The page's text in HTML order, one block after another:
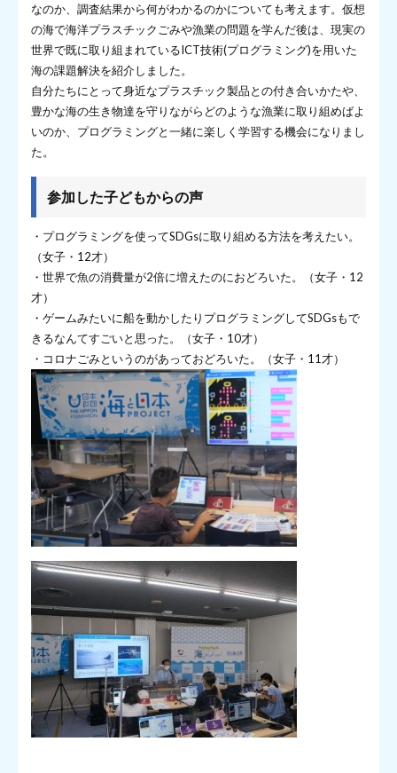
なのか、調査結果から何がわかるのかについても考えます。仮想
の海で海洋プラスチックごみや漁業の問題を学んだ後は、現実の
世界で既に取り組まれているICT技術(プログラミング)を用いた
海の課題解決を紹介しました。
自分たちにとって身近なプラスチック製品との付き合いかたや、
豊かな海の生き物達を守りながらどのような漁業に取り組めばよ
いのか、プログラミングと一緒に楽しく学習する機会になりまし
た。
参加した子どもからの声
・プログラミングを使ってSDGsに取り組める方法を考えたい。
（女子・12才）
・世界で魚の消費量が2倍に増えたのにおどろいた。（女子・12
才）
・ゲームみたいに船を動かしたりプログラミングしてSDGsもで
きるなんてすごいと思った。（女子・10才）
・コロナごみというのがあっておどろいた。（女子・11才）